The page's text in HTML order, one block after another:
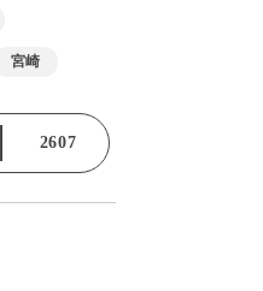
宮崎
2607